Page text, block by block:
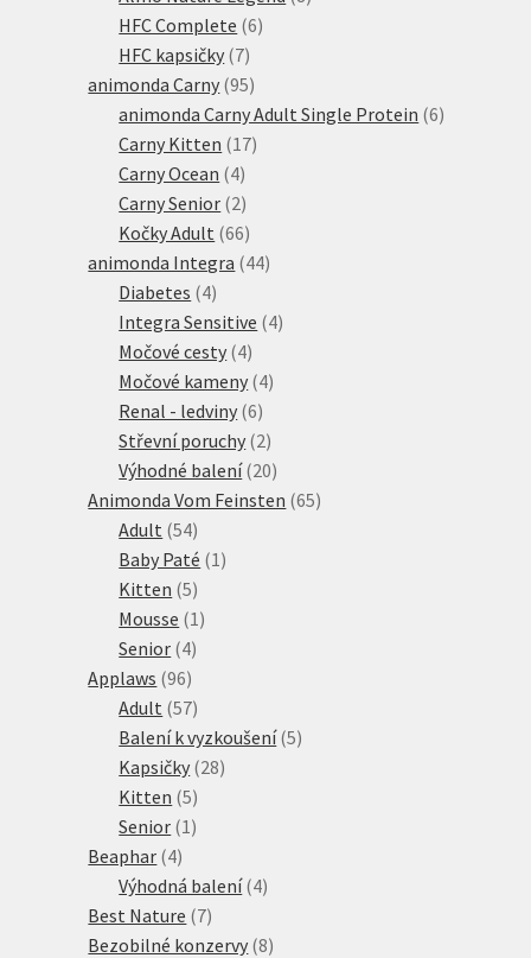
HFC Complete 66
HFC kapsičky 77
produktů
animonda Carny 9595
produktů
animonda Carny Adult Single Protein 66
Carny Kitten 1717
Carny Ocean 44
produkty
Carny Senior 22
produkty
Kočky Adult 6666
produktů
animonda Integra 4444
Diabetes 44
produkty
Integra Sensitive 44
Močové cesty 44
produkty
Močové kameny 44
Renal - ledviny 66
produktů
Střevní poruchy 22
produkty
Výhodné balení 2020
produktů
Animonda Vom Feinsten 6565
Adult 5454
produktů
Baby Paté 1 1
Kitten 55
produktů
Mousse 1 1
Senior 44
produkty
Applaws 9696
produktů
Adult 5757
produktů
Balení k vyzkoušení 55
Kapsičky 2828
Kitten 55
produktů
Senior 1 1
Beaphar 44
produkty
Výhodná balení 44
Best Nature 77
produktů
Bezobilné konzervy 88